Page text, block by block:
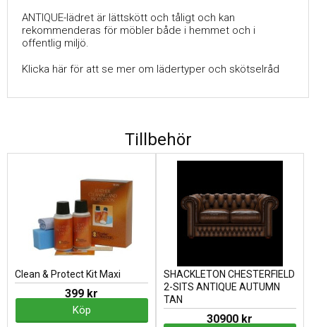
ANTIQUE-lädret är lättskött och tåligt och kan
rekommenderas för möbler både i hemmet och i
offentlig miljö.
Klicka här för att se mer om lädertyper och skötselråd
Tillbehör
Clean & Protect Kit Maxi
399 kr
Köp
SHACKLETON CHESTERFIELD
2-SITS ANTIQUE AUTUMN
TAN
30900 kr